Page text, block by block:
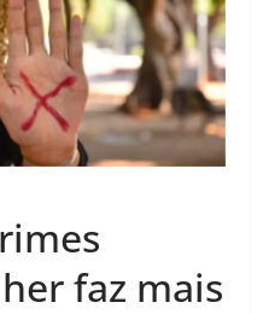
faz mais